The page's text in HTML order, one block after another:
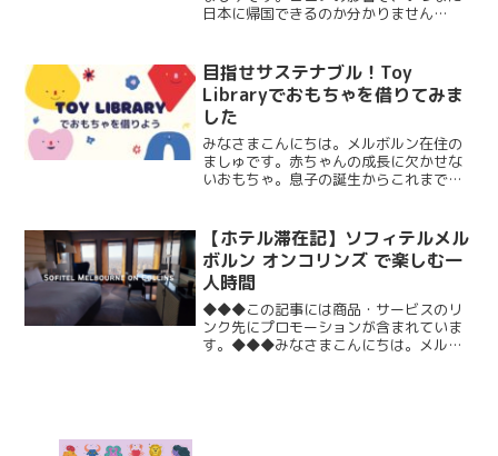
日本に帰国できるのか分かりません
永住権保持者で、オーストラリアで出産
をした時点で息子はオーストラ...
目指せサステナブル！Toy
Libraryでおもちゃを借りてみま
した
みなさまこんにちは。メルボルン在住の
ましゅです。赤ちゃんの成長に欠かせな
いおもちゃ。息子の誕生からこれまでに
しいおもちゃを買い与えたくなっちゃい
ますよね。うちの旦那は、...
【ホテル滞在記】ソフィテルメル
ボルン オンコリンズ で楽しむ一
人時間
◆◆◆この記事には商品・サービスのリ
ンク先にプロモーションが含まれていま
す。◆◆◆みなさまこんにちは。メルボ